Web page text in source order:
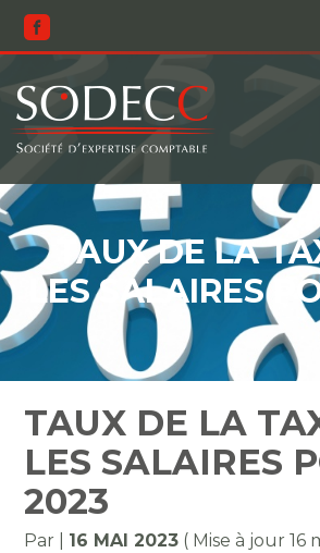
Aller
au
contenu
TAUX DE LA
LES SALAIRES
TAUX DE LA
LES SALAIRES
2023
Par 16 MAI 2023 ( Mise à jour 16